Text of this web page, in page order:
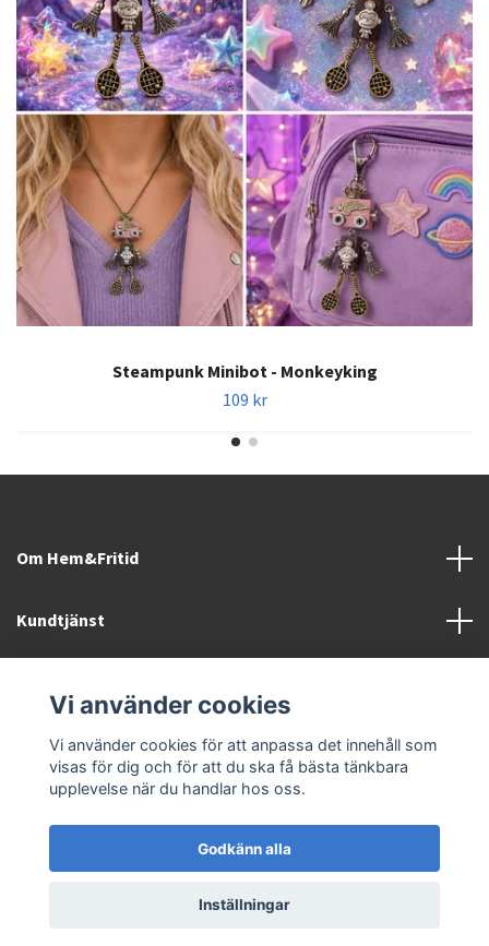
Steampunk Minibot - Monkeyking
109 kr
Om Hem&Fritid
Kundtjänst
Sociala medier
© 2026 Hem&Fritid i Sävsjö AB
Vi använder cookies
Vi använder cookies för att anpassa det innehåll som
visas för dig och för att du ska få bästa tänkbara
upplevelse när du handlar hos oss.
Godkänn alla
Inställningar